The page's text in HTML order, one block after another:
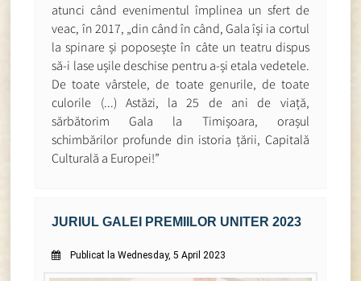
atunci când evenimentul împlinea un sfert de
veac, în 2017, „din când în când, Gala își ia cortul
la spinare și poposește în câte un teatru dispus
să-i lase ușile deschise pentru a-și etala vedetele.
De toate vârstele, de toate genurile, de toate
culorile (...) Astăzi, la 25 de ani de viață,
sărbătorim Gala la Timișoara, orașul
schimbărilor profunde din istoria țării, Capitală
Culturală a Europei!”
JURIUL GALEI PREMIILOR UNITER 2023
Publicat la Wednesday, 5 April 2023